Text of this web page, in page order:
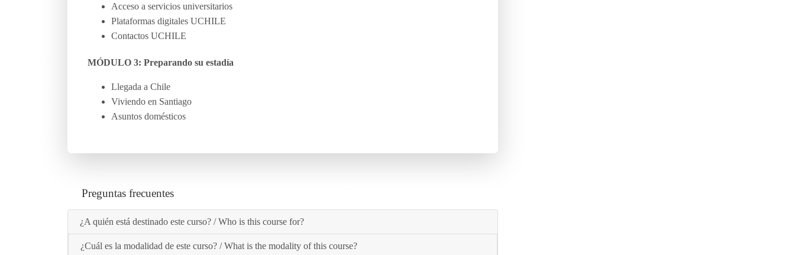
Acceso a servicios universitarios
Plataformas digitales UCHILE
Contactos UCHILE
MÓDULO 3: Preparando su estadía
Llegada a Chile
Viviendo en Santiago
Asuntos domésticos
Preguntas frecuentes
¿A quién está destinado este curso? / Who is this course for?
¿Cuál es la modalidad de este curso? / What is the modality of this course?